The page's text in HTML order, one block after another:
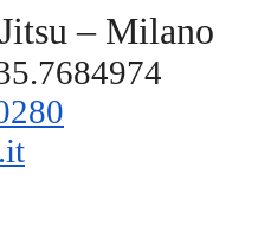
– Milano